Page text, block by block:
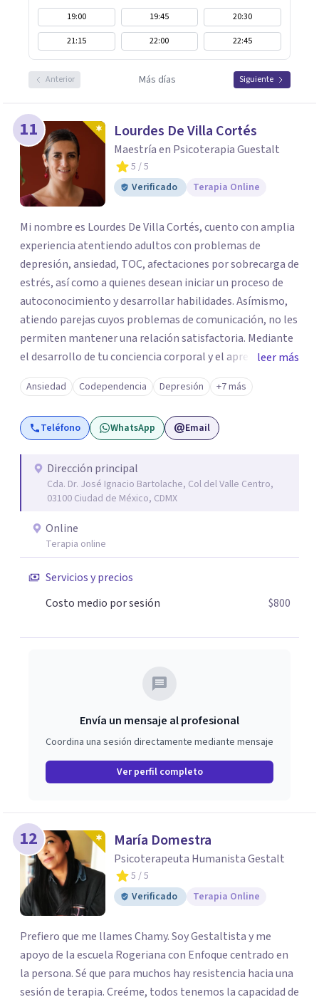
19:00 19:45
20:30
21:15
22:00 22:45
Anterior Más días Siguiente
11 Lourdes De Villa Cortés
Maestría en Psicoterapia Guestalt
5 / 5
Verificado
Terapia Online
Mi nombre es Lourdes De Villa Cortés, cuento con amplia
experiencia atentiendo adultos con problemas de
depresión, ansiedad, TOC, afectaciones por sobrecarga de
estrés, así como a quienes desean iniciar un proceso de
autoconocimiento y desarrollar habilidades. Asímismo,
atiendo parejas cuyos problemas de comunicación, no les
permiten mantener una relación satisfactoria. Mediante
el desarrollo de tu conciencia corporal y el aprendizaje de
diversas técnicas, puedo ayudarte a trascender estados
mentales y afectivos que restan calidad a tu vida. Cuento
con una formación en psicoterapia guestalt, que
complementé con diversos diplomados en terapia
funcionan tus hábitos mentales, aprendes cómo salirte
de estados que restan calidad a tu vida mental, emocional
y a tus relaciones. Juntos, podemos planear una
estrategia que te permita superar patrones
insatisfactorios y construir hábitos que te ayuden a
cultivar bienestar emocional.
leer más
Ansiedad Codependencia Depresión +7 más
Teléfono WhatsApp Email
Dirección principal
Cda. Dr. José Ignacio Bartolache, Col del Valle Centro,
03100 Ciudad de México, CDMX
Online
Terapia online
Servicios y precios
Costo medio por sesión
$800
Envía un mensaje al profesional
Coordina una sesión directamente mediante mensaje
Ver perfil completo
12 María Domestra
Psicoterapeuta Humanista Gestalt
5 / 5
Verificado
Terapia Online
Prefiero que me llames Chamy. Soy Gestaltista y me
apoyo de la escuela Rogeriana con Enfoque centrado en
la persona. Sé que para muchos hay resistencia hacia una
sesión de terapia. Creéme, todos tenemos la capacidad de